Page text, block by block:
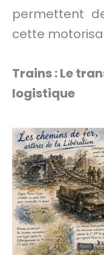
permettent
cette
Trains : Le
logistique